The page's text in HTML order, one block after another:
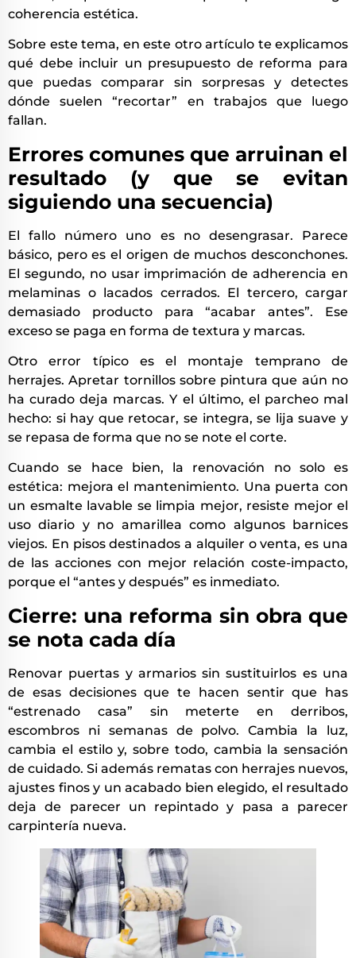
coherencia estética.
Sobre este tema, en este otro artículo te explicamos
qué debe incluir un presupuesto de reforma para
que puedas comparar sin sorpresas y detectes
dónde suelen “recortar” en trabajos que luego
fallan.
Errores comunes que arruinan el
resultado (y que se evitan
siguiendo una secuencia)
El fallo número uno es no desengrasar. Parece
básico, pero es el origen de muchos desconchones.
El segundo, no usar imprimación de adherencia en
melaminas o lacados cerrados. El tercero, cargar
demasiado producto para “acabar antes”. Ese
exceso se paga en forma de textura y marcas.
Otro error típico es el montaje temprano de
herrajes. Apretar tornillos sobre pintura que aún no
ha curado deja marcas. Y el último, el parcheo mal
hecho: si hay que retocar, se integra, se lija suave y
se repasa de forma que no se note el corte.
Cuando se hace bien, la renovación no solo es
estética: mejora el mantenimiento. Una puerta con
un esmalte lavable se limpia mejor, resiste mejor el
uso diario y no amarillea como algunos barnices
viejos. En pisos destinados a alquiler o venta, es una
de las acciones con mejor relación coste-impacto,
porque el “antes y después” es inmediato.
Cierre: una reforma sin obra que
se nota cada día
Renovar puertas y armarios sin sustituirlos es una
de esas decisiones que te hacen sentir que has
“estrenado casa” sin meterte en derribos,
escombros ni semanas de polvo. Cambia la luz,
cambia el estilo y, sobre todo, cambia la sensación
de cuidado. Si además rematas con herrajes nuevos,
ajustes finos y un acabado bien elegido, el resultado
deja de parecer un repintado y pasa a parecer
carpintería nueva.